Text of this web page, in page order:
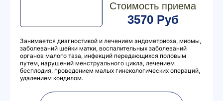
Стоимость приема
3570 Руб
Занимается диагностикой и лечением эндометриоза, миомы,
заболеваний шейки матки, воспалительных заболеваний
органов малого таза, инфекций передающихся половым
путем, нарушений менструального цикла, лечением
бесплодия, проведением малых гинекологических операций,
удалением кондилом.